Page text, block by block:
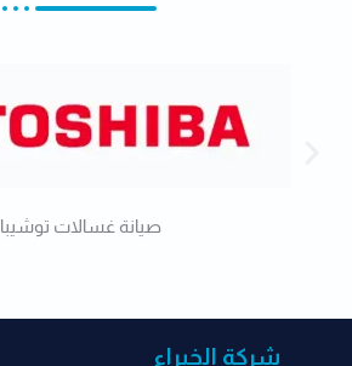
صيانة غسالات توشيبا
شركة الخبراء